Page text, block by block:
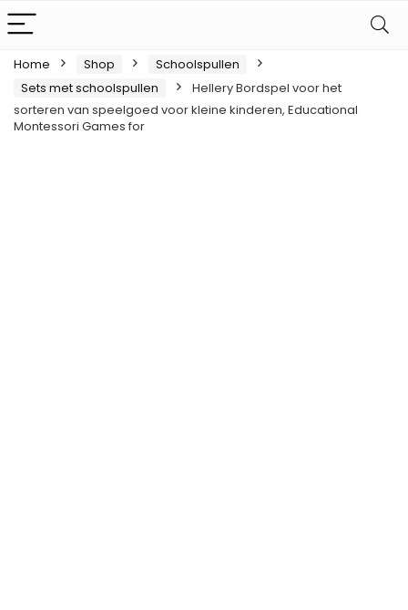
Home Shop
Schoolspullen
Sets met schoolspullen
Hellery Bordspel voor het
sorteren van speelgoed voor kleine kinderen, Educational
Montessori Games for